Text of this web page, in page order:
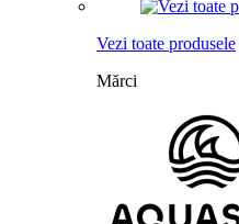
Vezi toate produsele
Mărci